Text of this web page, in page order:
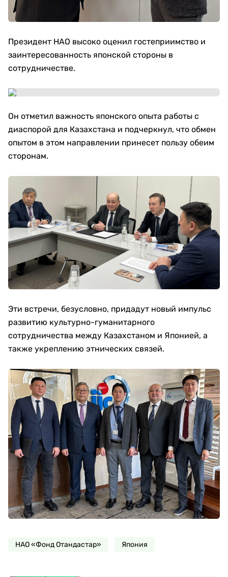
Президент НАО высоко оценил гостеприимство и
заинтересованность японской стороны в
сотрудничестве.
Он отметил важность японского опыта работы с
диаспорой для Казахстана и подчеркнул, что обмен
опытом в этом направлении принесет пользу обеим
сторонам.
Эти встречи, безусловно, придадут новый импульс
развитию культурно-гуманитарного
сотрудничества между Казахстаном и Японией, а
также укреплению этнических связей.
НАО «Фонд Отандастар» Япония